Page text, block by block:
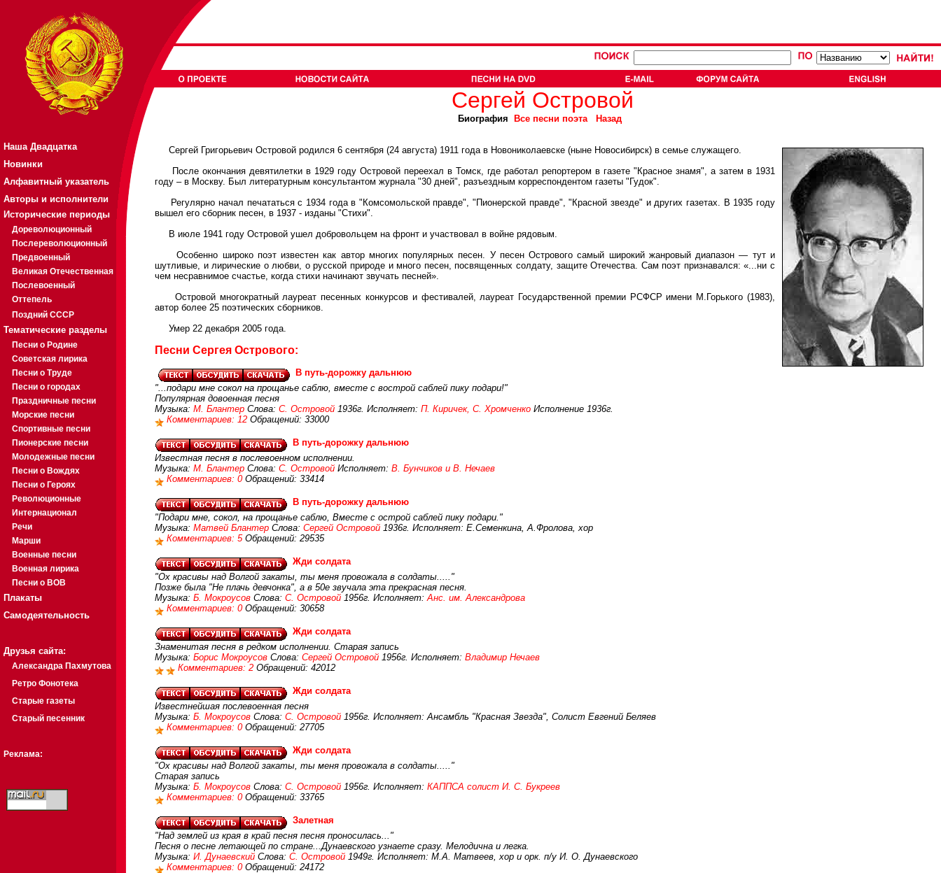
Наша Двадцатка
Новинки
Алфавитный указатель
Авторы и исполнители
Исторические периоды
Дореволюционный
Послереволюционный
Предвоенный
Великая Отечественная
Послевоенный
Оттепель
Поздний СССР
Тематические разделы
Песни о Родине
Советская лирика
Песни о Труде
Песни о городах
Праздничные песни
Морские песни
Спортивные песни
Пионерские песни
Молодежные песни
Песни о Вождях
Песни о Героях
Революционные
Интернационал
Речи
Марши
Военные песни
Военная лирика
Песни о ВОВ
Плакаты
Самодеятельность
Друзья сайта:
Александра Пахмутова
Ретро Фонотека
Старые газеты
Старый песенник
Реклама:
Сергей Островой
Биография Все песни поэта Назад
Сергей Григорьевич Островой родился 6 сентября (24 августа) 1911 года в Новониколаевске (ныне Новосибирск) в семье служащего.
После окончания девятилетки в 1929 году Островой переехал в Томск, где работал репортером в газете "Красное знамя", а затем в 1931
году – в Москву. Был литературным консультантом журнала "30 дней", разъездным корреспондентом газеты "Гудок".
Регулярно начал печататься с 1934 года в "Комсомольской правде", "Пионерской правде", "Красной звезде" и других газетах. В 1935 году
вышел его сборник песен, в 1937 - изданы "Стихи".
В июле 1941 году Островой ушел добровольцем на фронт и участвовал в войне рядовым.
Особенно широко поэт известен как автор многих популярных песен. У песен Острового самый широкий жанровый диапазон — тут и
шутливые, и лирические о любви, о русской природе и много песен, посвященных солдату, защите Отечества. Сам поэт признавался: «...ни с
чем несравнимое счастье, когда стихи начинают звучать песней».
Островой многократный лауреат песенных конкурсов и фестивалей, лауреат Государственной премии РСФСР имени М.Горького (1983),
автор более 25 поэтических сборников.
Умер 22 декабря 2005 года.
Песни Сергея Острового:
В путь-дорожку дальнюю
"...подари мне сокол на прощанье саблю, вместе с вострой саблей пику подари!"
Популярная довоенная песня
Музыка: М. Блантер Слова: С. Островой 1936г. Исполняет: П. Киричек, С. Хромченко Исполнение 1936г.
Комментариев: 12 Обращений: 33000
В путь-дорожку дальнюю
Известная песня в послевоенном исполнении.
Музыка: М. Блантер Слова: С. Островой Исполняет: В. Бунчиков и В. Нечаев
Комментариев: 0 Обращений: 33414
В путь-дорожку дальнюю
"Подари мне, сокол, на прощанье саблю, Вместе с острой саблей пику подари."
Музыка: Матвей Блантер Слова: Сергей Островой 1936г. Исполняет: Е.Семенкина, А.Фролова, хор
Комментариев: 5 Обращений: 29535
Жди солдата
"Ох красивы над Волгой закаты, ты меня провожала в солдаты....."
Позже была "Не плачь девчонка", а в 50е звучала эта прекрасная песня.
Музыка: Б. Мокроусов Слова: С. Островой 1956г. Исполняет:Анс. им. Александрова
Комментариев: 0 Обращений: 30658
Жди солдата
Знаменитая песня в редком исполнении. Старая запись
Музыка: Борис Мокроусов Слова: Сергей Островой 1956г. Исполняет: Владимир Нечаев
Комментариев: 2 Обращений: 42012
Жди солдата
Известнейшая послевоенная песня
Музыка: Б. Мокроусов Слова: С. Островой 1956г. Исполняет: Ансамбль "Красная Звезда", Солист Евгений Беляев
Комментариев: 0 Обращений: 27705
Жди солдата
"Ох красивы над Волгой закаты, ты меня провожала в солдаты....."
Старая запись
Музыка: Б. Мокроусов Слова: С. Островой 1956г. Исполняет: КАППСА солист И. С. Букреев
Комментариев: 0 Обращений: 33765
Залетная
"Над землей из края в край песня песня проносилась..."
Песня о песне летающей по стране...Дунаевского узнаете сразу. Мелодична и легка.
Музыка: И. Дунаевский Слова: С. Островой 1949г. Исполняет: М.А. Матвеев, хор и орк. п/у И. О. Дунаевского
Комментариев: 0 Обращений: 24172